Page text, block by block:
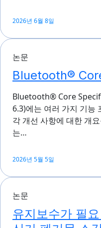
2026년 6월 8일
논문
Bluetooth®
Bluetooth® Core
6.3)에는 여러 가지 기능
각 개선 사항에 대한 개
는…
2026년 5월 5일
논문
유지보수가 필